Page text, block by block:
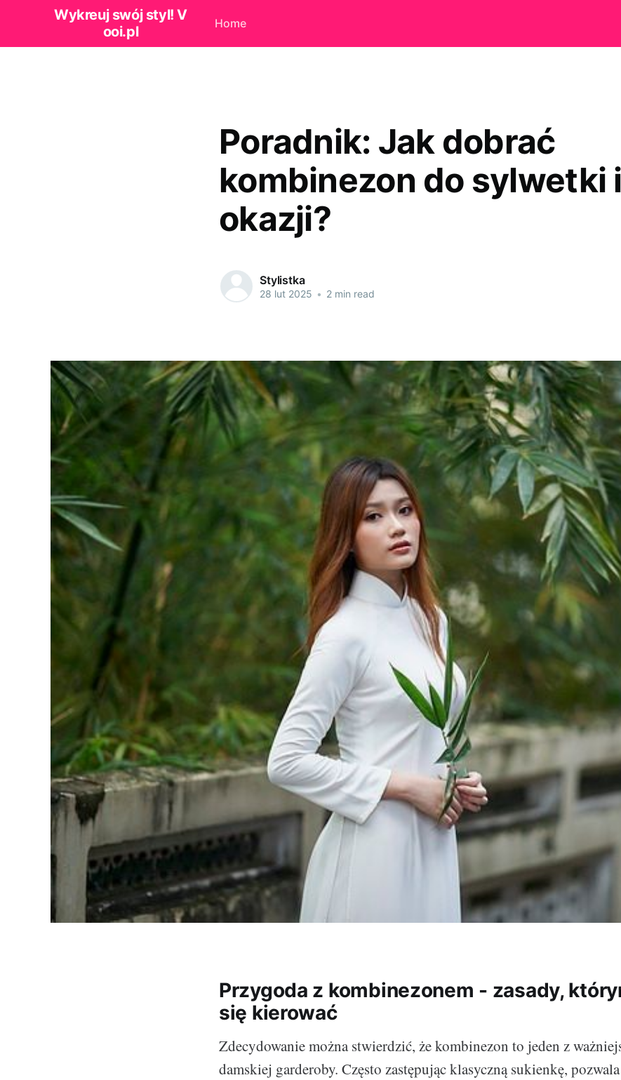
Wykreuj swój styl! V
ooi.pl
Home
Poradnik: Jak dobrać
kombinezon do sylwetki i
okazji?
Stylistka
28 lut 2025 • 2 min read
Przygoda z kombinezonem - zasady,
się kierować
Zdecydowanie można stwierdzić, że kombinezon to jeden z
damskiej garderoby. Często zastępując klasyczną sukienkę,